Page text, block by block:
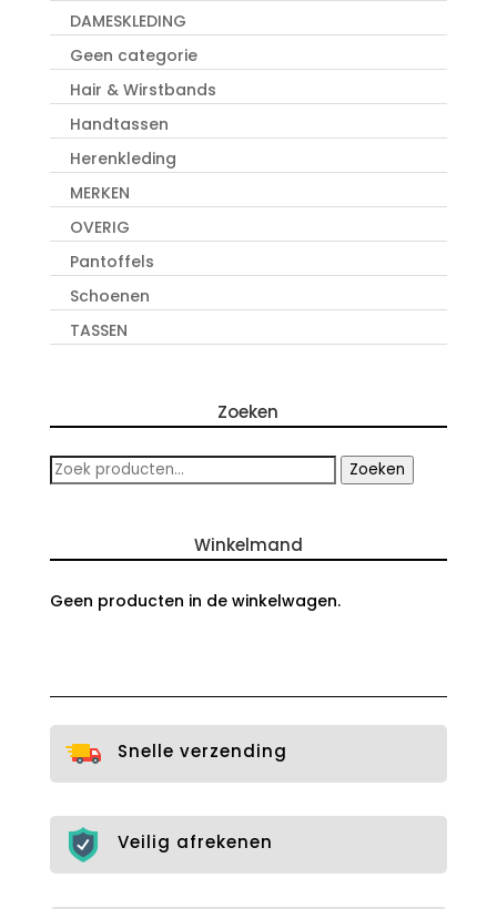
DAMESKLEDING
Geen categorie
Hair & Wirstbands
Handtassen
Herenkleding
MERKEN
OVERIG
Pantoffels
Schoenen
TASSEN
Zoeken
Zoeken
Zoeken
Winkelmand
Geen producten in de winkelwagen.
Snelle verzending
Veilig afrekenen